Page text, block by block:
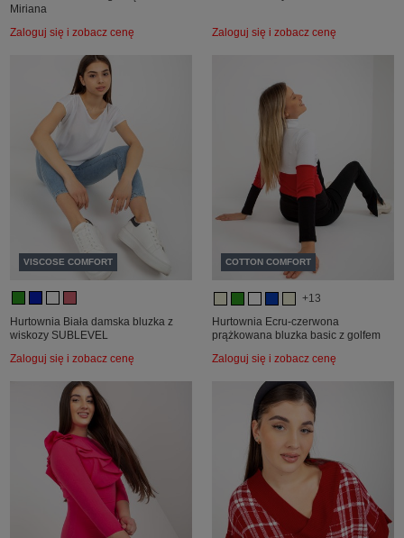
Miriana
Zaloguj się i zobacz cenę Zaloguj się i zobacz cenę
VISCOSE COMFORT
Hurtownia Biała damska bluzka z
wiskozy SUBLEVEL
Zaloguj się i zobacz cenę
COTTON COMFORT
+13
Hurtownia Ecru-czerwona
prążkowana bluzka basic z golfem
Zaloguj się i zobacz cenę